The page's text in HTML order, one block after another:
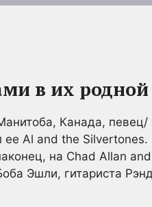
в их
Канада, певец/
Al and the Silvertones.
на Chad Allan
Эшли, гитариста